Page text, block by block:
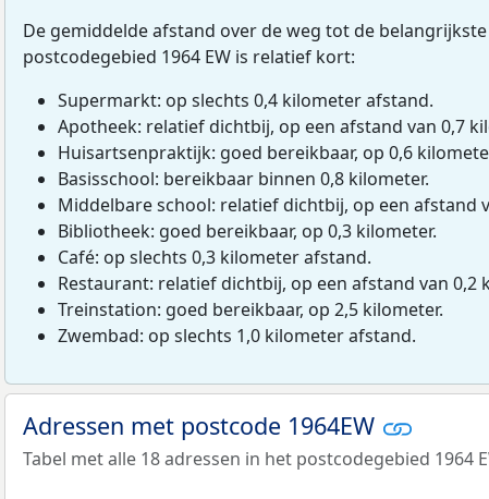
De gemiddelde afstand over de weg tot de
postcodegebied 1964 EW is relatief kort:
Supermarkt: op slechts 0,4 kilometer afstand.
Apotheek: relatief dichtbij, op een afstand van 0,7
Huisartsenpraktijk: goed bereikbaar, op 0,6
Basisschool: bereikbaar binnen 0,8 kilometer.
Middelbare school: relatief dichtbij, op een afstand
Bibliotheek: goed bereikbaar, op 0,3 kilometer.
Café: op slechts 0,3 kilometer afstand.
Restaurant: relatief dichtbij, op een afstand van 0,2
Treinstation: goed bereikbaar, op 2,5 kilometer.
Zwembad: op slechts 1,0 kilometer afstand.
Adressen met postcode 1964EW
Tabel met alle 18 adressen in het postcodegebied 1964